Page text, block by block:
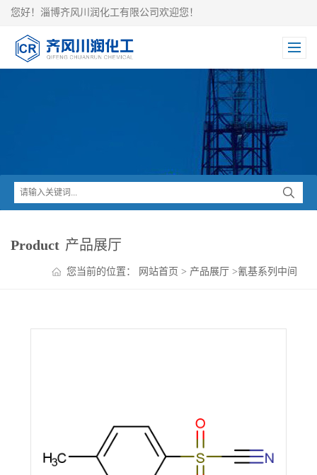
您好！淄博齐风川润化工有限公司欢迎您！
Product 产品展厅
您当前的位置： 网站首页 > 产品展厅 >氰基系列中间